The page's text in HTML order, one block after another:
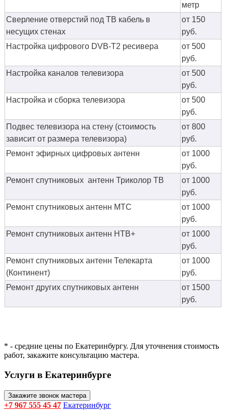
метр
Сверление отверстий под ТВ кабель в
несущих стенах
от 150
руб.
Настройка цифрового DVB-T2 ресивера
от 500
руб.
Настройка каналов телевизора
от 500
руб.
Настройка и сборка телевизора
от 500
руб.
Подвес телевизора на стену (стоимость
зависит от размера телевизора)
от 800
руб.
Ремонт эфирных цифровых антенн
от 1000
руб.
Ремонт спутниковых антенн Триколор ТВ
от 1000
руб.
Ремонт спутниковых антенн МТС
от 1000
руб.
Ремонт спутниковых антенн НТВ+
от 1000
руб.
Ремонт спутниковых антенн Телекарта
(Континент)
от 1000
руб.
Ремонт других спутниковых антенн
от 1500
руб.
* - средние цены по Екатеринбургу. Для уточнения стоимость
работ, закажите консультацию мастера.
Услуги в Екатеринбурге
Закажите звонок мастера
+7 967 555 45 47 Екатеринбург